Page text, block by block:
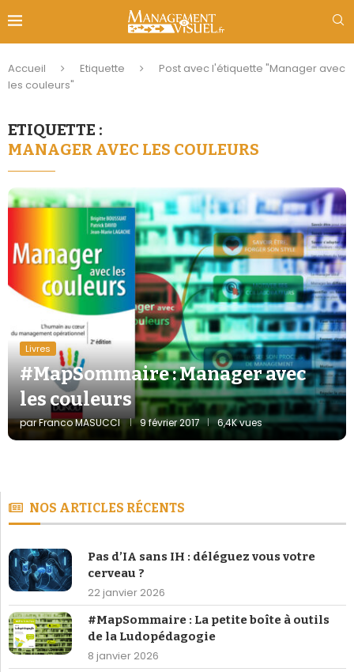
Accueil Etiquette
Post avec l'étiquette "Manager avec
les couleurs"
ETIQUETTE :
MANAGER AVEC LES COULEURS
Livres
#MapSommaire : Manager avec
les couleurs
parFranco MASUCCI 9 février 2017 6,4K vues
NOS ARTICLES RÉCENTS
Pas d’IA sans IH : déléguez vous votre
cerveau ?
22 janvier 2026
#MapSommaire : La petite boîte à outils
de la Ludopédagogie
8 janvier 2026